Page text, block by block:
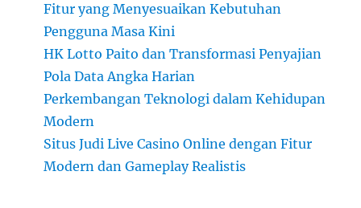
Fitur yang Menyesuaikan Kebutuhan
Pengguna Masa Kini
HK Lotto Paito dan Transformasi Penyajian
Pola Data Angka Harian
Perkembangan Teknologi dalam Kehidupan
Modern
Situs Judi Live Casino Online dengan Fitur
Modern dan Gameplay Realistis